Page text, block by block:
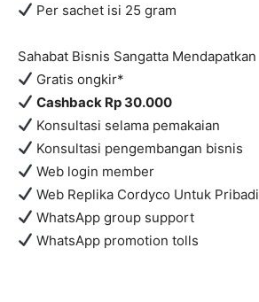
Per sachet isi 25 gram
Sahabat Bisnis Sangatta Mendapatkan
Gratis ongkir*
Cashback Rp 30.000
Konsultasi selama pemakaian
Konsultasi pengembangan bisnis
Web login member
Web Replika Cordyco Untuk Pribadi
WhatsApp group support
WhatsApp promotion tolls